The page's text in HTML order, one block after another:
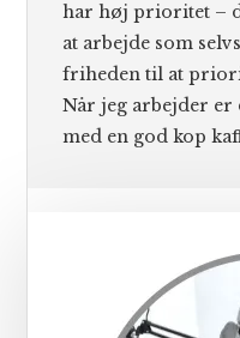
har høj prioritet –
at arbejde som
friheden til at
Når jeg arbejder er
med en god kop